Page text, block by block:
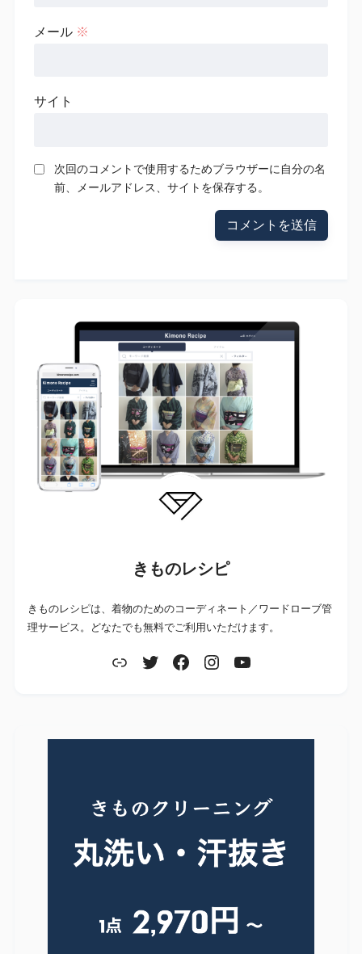
メール ※
サイト
次回のコメントで使用するためブラウザーに自分の名
前、メールアドレス、サイトを保存する。
きものレシピ
きものレシピは、着物のためのコーディネート／ワードローブ管
理サービス。どなたでも無料でご利用いただけます。